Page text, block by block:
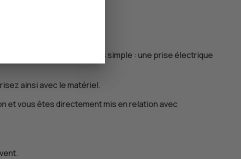
Son installation est très simple : une prise électrique
ainsi avec le matériel.
et vous êtes directement mis en relation avec